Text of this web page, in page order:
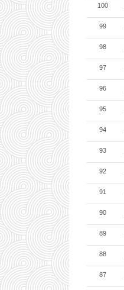
100
99
98
97
96
95
94
93
92
91
90
89
88
87